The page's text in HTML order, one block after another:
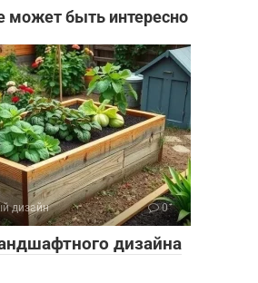
может быть интересно
дизайн 0
дизайна